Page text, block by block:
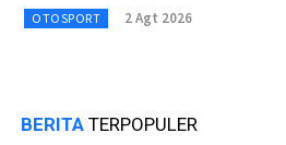
OTOSPORT 2 Agt 2026
BERITA TERPOPULER